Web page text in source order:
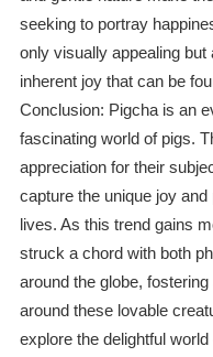
seeking to portray
only visually appealing
inherent joy that can be
Conclusion: Pigcha is an
fascinating world of pigs.
appreciation for their
capture the unique joy
lives. As this trend gains
struck a chord with both
around the globe,
around these lovable
explore the delightful